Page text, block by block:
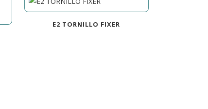
E2 TORNILLO FIXER